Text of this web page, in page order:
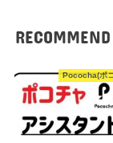
RECOMMEND
Pococha(ポ